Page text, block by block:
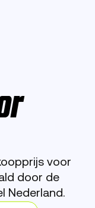
voor
door de
Nederland.